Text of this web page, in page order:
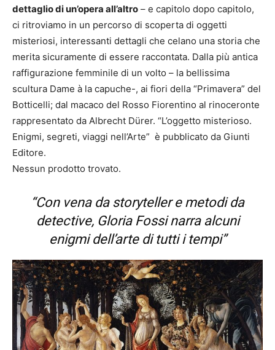
dettaglio di un’opera all’altro – e capitolo dopo capitolo,
ci ritroviamo in un percorso di scoperta di oggetti
misteriosi, interessanti dettagli che celano una storia che
merita sicuramente di essere raccontata. Dalla più antica
raffigurazione femminile di un volto – la bellissima
scultura Dame à la capuche-, ai fiori della “Primavera” del
Botticelli; dal macaco del Rosso Fiorentino al rinoceronte
rappresentato da Albrecht Dürer. “L’oggetto misterioso.
Enigmi, segreti, viaggi nell’Arte” è pubblicato da Giunti
Editore.
Nessun prodotto trovato.
“Con vena da storyteller e metodi da
detective, Gloria Fossi narra alcuni
enigmi dell’arte di tutti i tempi”